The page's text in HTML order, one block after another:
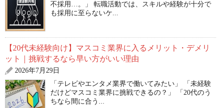
不採用…。」 転職活動では、スキルや経験が十分で
も採用に至らないケ...
【20代未経験向け】マスコミ業界に入るメリット・デメリ
ット｜挑戦するなら早い方がいい理由
2026年7月29日
「テレビやエンタメ業界で働いてみたい」 「未経験
だけどマスコミ業界に挑戦できるの？」 「20代のう
ちなら間に合う...